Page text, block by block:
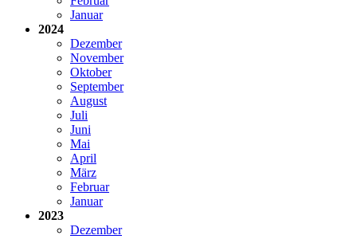
Januar
2024
Dezember
November
Oktober
September
August
Juli
Juni
Mai
April
März
Februar
Januar
2023
Dezember